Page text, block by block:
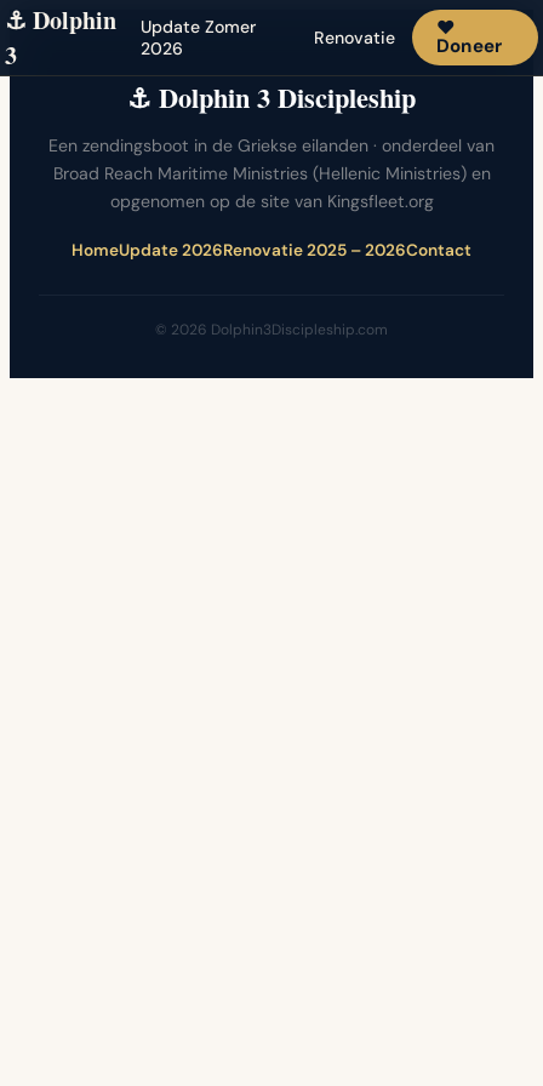
⚓ Dolphin
3
Update Zomer
2026
Renovatie ♥
Doneer
⚓ Dolphin 3 Discipleship
Een zendingsboot in de Griekse eilanden · onderdeel van
Broad Reach Maritime Ministries (Hellenic Ministries) en
opgenomen op de site van Kingsfleet.org
HomeUpdate 2026Renovatie 2025 – 2026Contact
© 2026 Dolphin3Discipleship.com